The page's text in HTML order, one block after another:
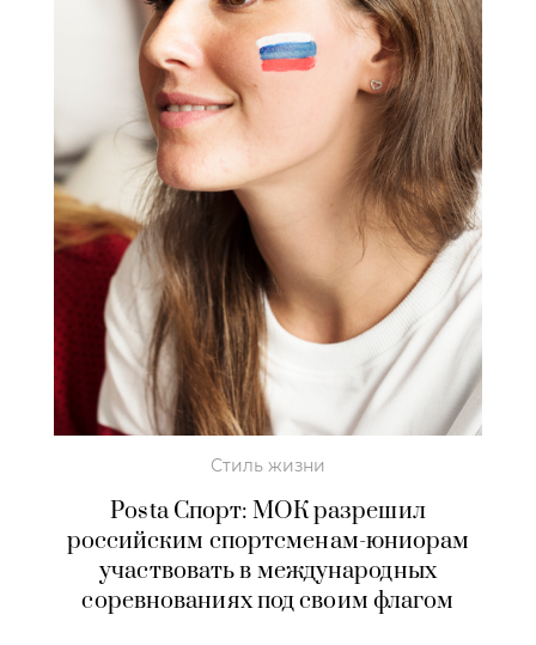
Стиль жизни
Posta Спорт: МОК разрешил
российским спортсменам-юниорам
участвовать в международных
соревнованиях под своим флагом